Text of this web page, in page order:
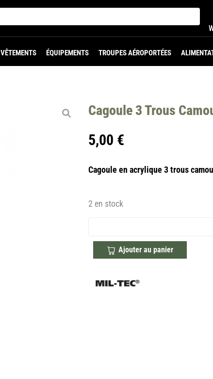
VÊTEMENTS ÉQUIPEMENTS TROUPES AÉROPORTÉES
Cagoule 3 Trous
5,00 €
Cagoule en acrylique 3 trous
2 en stock
Ajouter au panier